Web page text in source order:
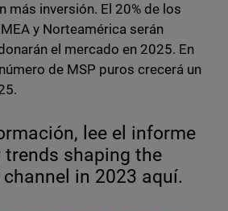
más inversión. El 20% de los
y Norteamérica serán
el mercado en 2025. En
de MSP puros crecerá un
lee el informe
trends shaping the
in 2023 aquí.